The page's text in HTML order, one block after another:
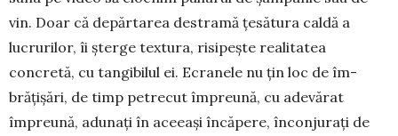
vin. Doar că depărtarea des­tramă țesătura cal­dă a
lucrurilor, îi șter­ge textura, risipește realitatea
concretă, cu tangibilul ei. Ecra­nele nu țin loc de îm­
brățișări, de timp pe­trecut împreună, cu adevărat
împreună, adunați în aceeași în­căpere, înconjurați de